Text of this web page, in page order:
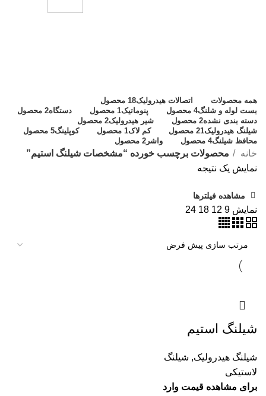
همه محصولات اتصالات هیدرولیک18 محصول
بست لوله و شلنگ4 محصول پنوماتیک1 محصول دستگاه2 محصول
دسته بندی نشده2 محصول شیر هیدرولیک2 محصول
شیلنگ هیدرولیک21 محصول کم لاک1 محصول کوپلینگ5 محصول
محافظ شیلنگ4 محصول واشر 2 محصول
خانه
محصولات برچسب خورده “مشخصات شیلنگ استیم”
نمایش یک نتیجه
مشاهده فیلترها
نمایش 9
12
18
24
شیلنگ استیم
شیلنگ هیدرولیک, شیلنگ
لاستیکی
برای مشاهده قیمت وارد